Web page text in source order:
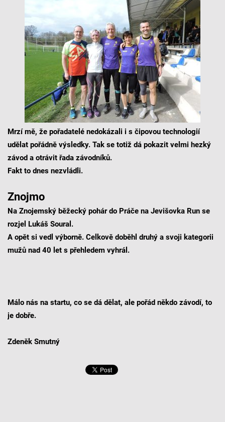
Mrzí mě, že pořadatelé nedokázali i s čipovou technologií
udělat pořádně výsledky. Tak se totiž dá pokazit velmi hezký
závod a otrávit řada závodníků.
Fakt to dnes nezvládli.
Znojmo
Na Znojemský běžecký pohár do Práče na Jevišovka Run se
rozjel Lukáš Soural.
A opět si vedl výborně. Celkově doběhl druhý a svoji kategorii
mužů nad 40 let s přehledem vyhrál.
Málo nás na startu, co se dá dělat, ale pořád někdo závodí, to
je dobře.
Zdeněk Smutný